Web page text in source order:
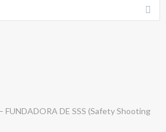
FUNDADORA DE SSS (Safety Shooting